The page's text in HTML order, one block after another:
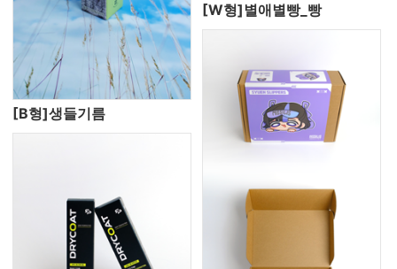
[B형]생들기름
[W형]별애별빵_빵